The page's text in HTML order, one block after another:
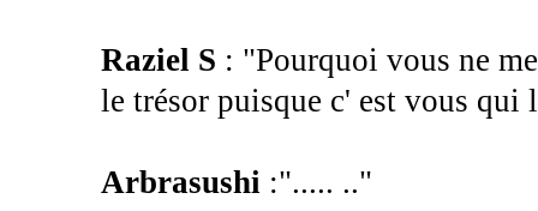
Raziel S : "Pourquoi vous ne
le trésor puisque c' est vous qui
Arbrasushi :"..... .."